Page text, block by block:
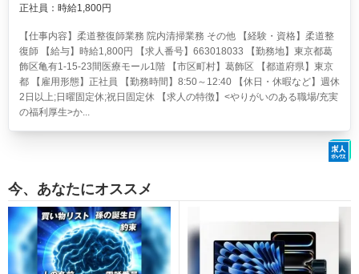
正社員：時給1,800円
【仕事内容】柔道整復師業務 院内清掃業務 その他 【経験・資格】柔道整
復師 【給与】時給1,800円 【求人番号】663018033 【勤務地】東京都葛
飾区亀有1-15-23間医療モール1階 【市区町村】葛飾区 【都道府県】東京
都 【雇用形態】正社員 【勤務時間】8:50～12:40 【休日・休暇など】週休
2日以上;日曜固定休;祝日固定休 【求人の特徴】<やりがいのある職場/充実
の福利厚生>か...
今、あなたにオススメ